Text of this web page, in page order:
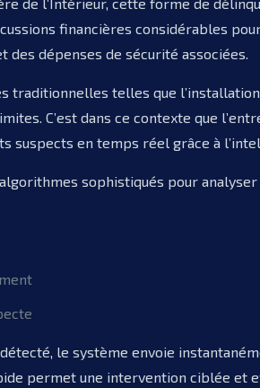
financières considérables
des dépenses de sécurité associées.
traditionnelles telles que
C’est dans ce contexte que
suspects en temps réel grâce à
sophistiqués pour
le système envoie
permet une intervention ciblée et